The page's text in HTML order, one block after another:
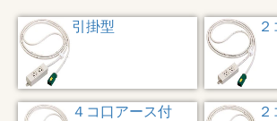
引掛型
４コ口アース付